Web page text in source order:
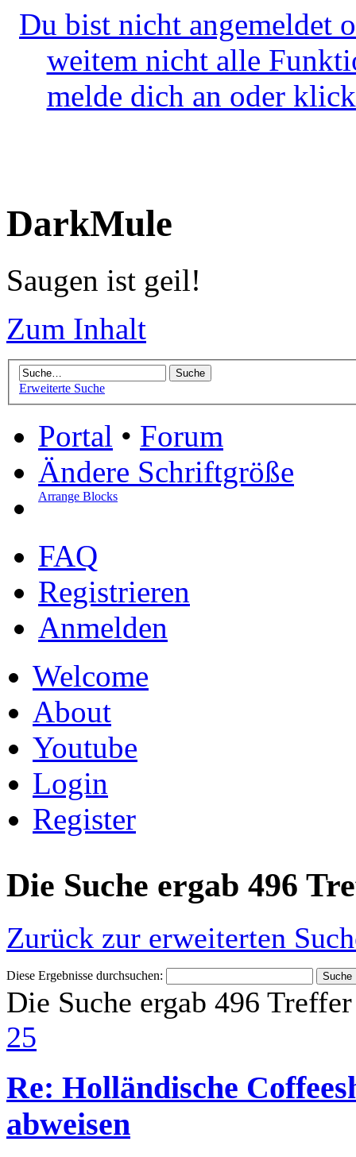
Du bist nicht angemeldet
weitem nicht alle
melde dich an oder
DarkMule
Saugen ist geil!
Zum Inhalt
Erweiterte Suche
Portal • Forum
Ändere Schriftgröße
Arrange Blocks
FAQ
Registrieren
Anmelden
Welcome
About
Youtube
Login
Register
Die Suche ergab 496
Zurück zur erweiterten
Diese Ergebnisse durchsuchen:
Die Suche ergab 496
25
Re: Holländische
abweisen